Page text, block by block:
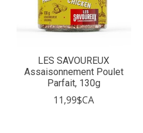
LES SAVOUREUX
Assaisonnement Poulet
Parfait, 130g
11,99$CA